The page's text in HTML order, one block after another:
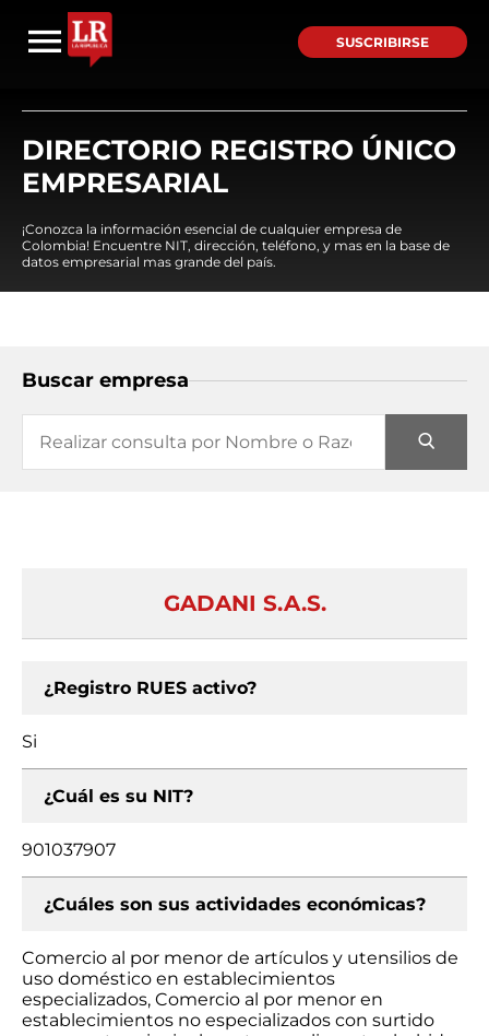
SUSCRIBIRSE
DIRECTORIO REGISTRO ÚNICO
EMPRESARIAL
¡Conozca la información esencial de cualquier empresa de
Colombia! Encuentre NIT, dirección, teléfono, y mas en la base de
datos empresarial mas grande del país.
Buscar empresa
GADANI S.A.S.
¿Registro RUES activo?
Si
¿Cuál es su NIT?
901037907
¿Cuáles son sus actividades económicas?
Comercio al por menor de artículos y utensilios de
uso doméstico en establecimientos
especializados, Comercio al por menor en
establecimientos no especializados con surtido